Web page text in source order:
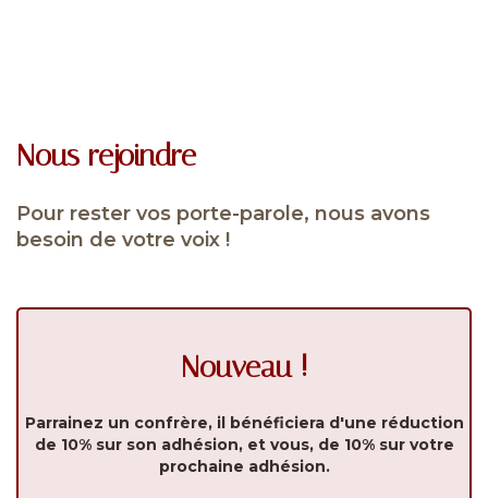
Nous rejoindre
Pour rester vos porte-parole, nous avons
besoin de votre voix !
Nouveau !
Parrainez un confrère, il bénéficiera d'une réduction
de 10% sur son adhésion, et vous, de 10% sur votre
prochaine adhésion.